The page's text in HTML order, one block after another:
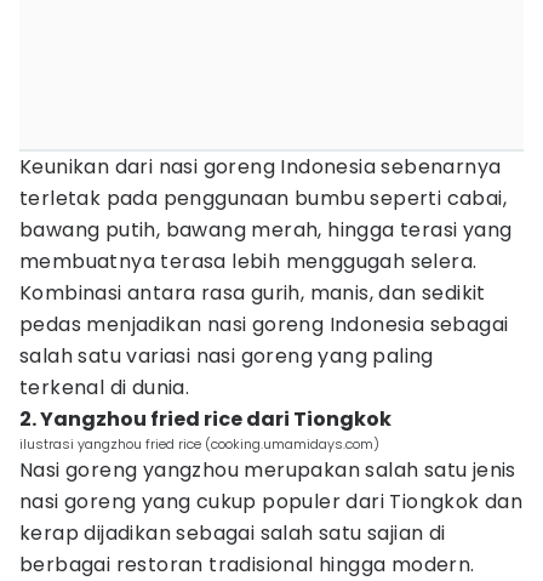
Keunikan dari nasi goreng Indonesia sebenarnya
terletak pada penggunaan bumbu seperti cabai,
bawang putih, bawang merah, hingga terasi yang
membuatnya terasa lebih menggugah selera.
Kombinasi antara rasa gurih, manis, dan sedikit
pedas menjadikan nasi goreng Indonesia sebagai
salah satu variasi nasi goreng yang paling
terkenal di dunia.
2. Yangzhou fried rice dari Tiongkok
ilustrasi yangzhou fried rice (cooking.umamidays.com)
Nasi goreng yangzhou merupakan salah satu jenis
nasi goreng yang cukup populer dari Tiongkok dan
kerap dijadikan sebagai salah satu sajian di
berbagai restoran tradisional hingga modern.